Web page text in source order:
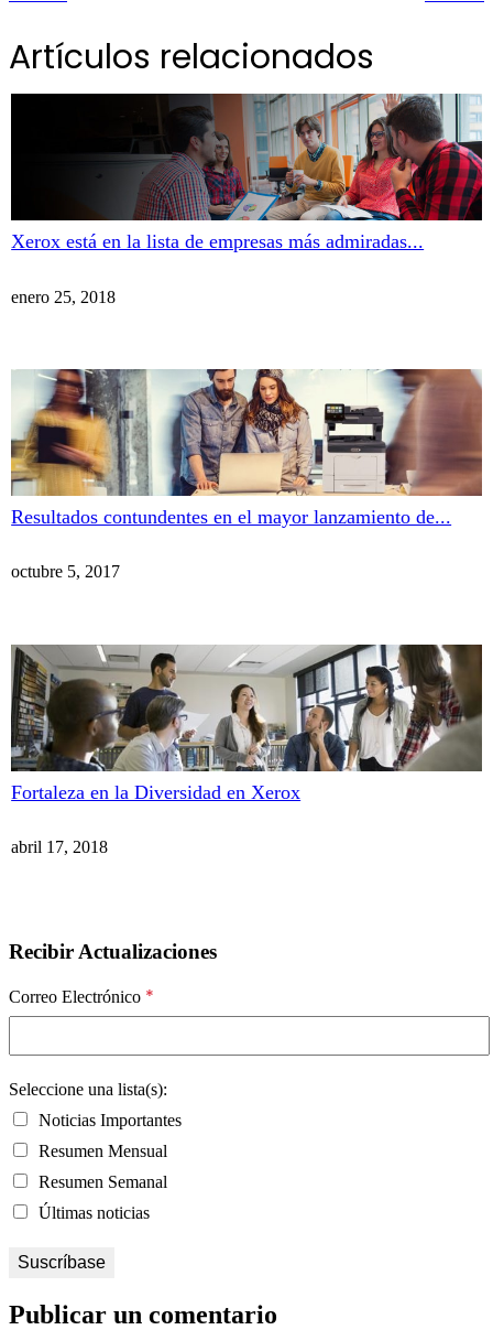
Artículos relacionados
Xerox está en la lista de empresas más admiradas...
enero 25, 2018
Resultados contundentes en el mayor lanzamiento de...
octubre 5, 2017
Fortaleza en la Diversidad en Xerox
abril 17, 2018
Recibir Actualizaciones
Correo Electrónico *
Seleccione una lista(s):
Noticias Importantes
Resumen Mensual
Resumen Semanal
Últimas noticias
Publicar un comentario